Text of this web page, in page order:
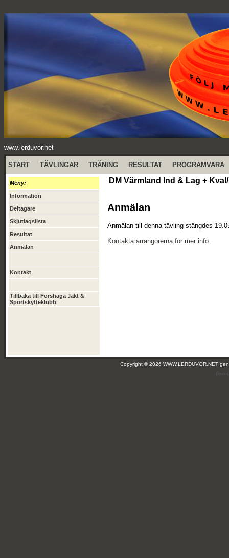
www.lerduvor.net
START TÄVLINGAR TRÄNING RESULTAT PROGRAMVARA
Meny:
Information
Deltagare
Skjutlagslista
Resultat
Anmälan
Kontakt
Tillbaka till Forshaga Jakt &
Sportskytteklubb
DM Värmland Ind & Lag +
Anmälan
Anmälan till denna tävling stängdes
Kontakta arrangörerna för mer info.
Copyright © 2026 WWW.LERDUVOR.NET